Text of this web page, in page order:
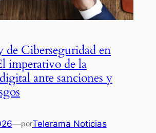
de Ciberseguridad en
imperativo de la
ante sanciones y
—porTelerama Noticias